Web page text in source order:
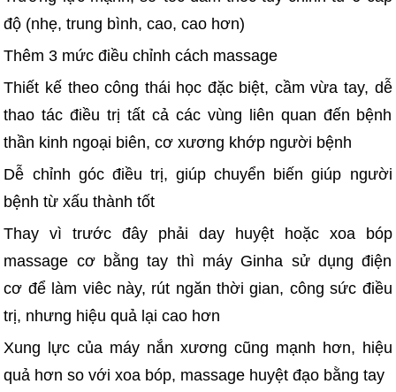
độ (nhẹ, trung bình, cao, cao hơn)
Thêm 3 mức điều chỉnh cách massage
Thiết kế theo công thái học đặc biệt, cầm vừa tay, dễ
thao tác điều trị tất cả các vùng liên quan đến bệnh
thần kinh ngoại biên, cơ xương khớp người bệnh
Dễ chỉnh góc điều trị, giúp chuyển biến giúp người
bệnh từ xấu thành tốt
Thay vì trước đây phải day huyệt hoặc xoa bóp
massage cơ bằng tay thì máy Ginha sử dụng điện
cơ để làm viêc này, rút ngăn thời gian, công sức điều
trị, nhưng hiệu quả lại cao hơn
Xung lực của máy nắn xương cũng mạnh hơn, hiệu
quả hơn so với xoa bóp, massage huyệt đạo bằng tay